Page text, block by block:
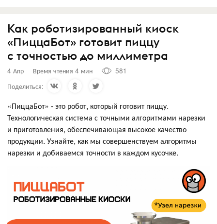
Как роботизированный киоск
«ПиццаБот» готовит пиццу
с точностью до миллиметра
4 Апр Время чтения 4 мин
581
Поделиться:
«ПиццаБот» - это робот, который готовит пиццу.
Технологическая система с точными алгоритмами нарезки
и приготовления, обеспечивающая высокое качество
продукции. Узнайте, как мы совершенствуем алгоритмы
нарезки и добиваемся точности в каждом кусочке.